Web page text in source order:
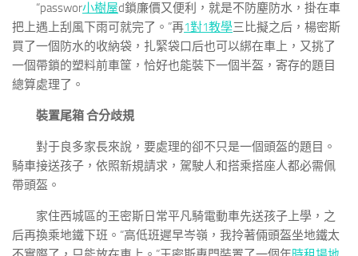
“passwor小樹屋d鎖廉價又便利，就是不防塵防水，掛在車
把上遇上刮風下雨可就完了。”再1對1教學三比擬之后，楊密斯
買了一個防水的收納袋，扎緊袋口后也可以綁在車上，又挑了
一個帶鎖的塑料前車筐，恰好也能裝下一個半盔，寄存的題目
總算處理了。
裝置尾箱 合分歧規
對于良多家長來說，要處理的卻不只是一個頭盔的題目。
騎車接送孩子，依照新規請求，駕駛人和搭乘搭座人都必需佩
帶頭盔。
家住西城區的王密斯日常平凡騎電動車先送孩子上學，之
后再換乘地鐵下班。“高低班遲早岑嶺，我拎著倆頭盔坐地鐵太